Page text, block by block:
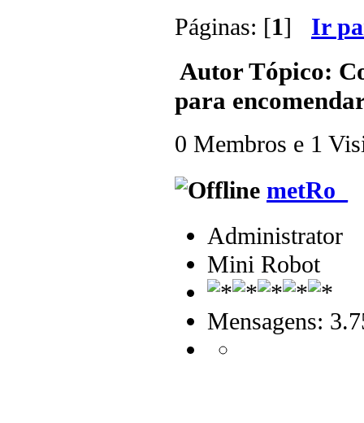
Páginas: [1] Ir
AutorTópico:
para
0 Membros e 1
metRo_
Administrator
Mini Robot
Mensagens: